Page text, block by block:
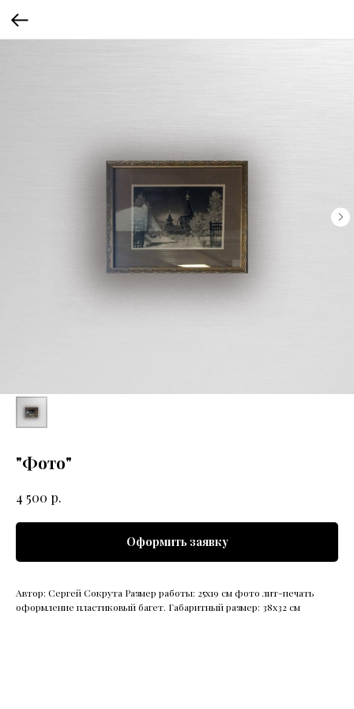
"Фото"
4 500 р.
Оформить заявку
Автор: Сергей Сокрута Размер работы: 25х19 см фото лит-печать
оформление пластиковый багет. Габаритный размер: 38х32 см